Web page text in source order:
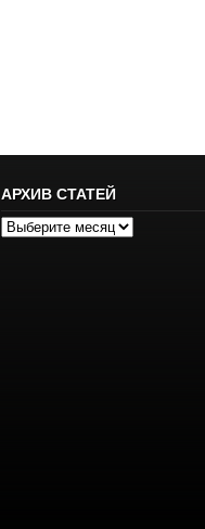
АРХИВ СТАТЕЙ
Архив